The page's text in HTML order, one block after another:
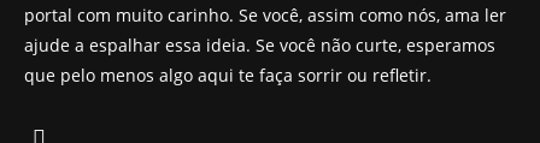
portal com muito carinho. Se você, assim como nós, ama ler
ajude a espalhar essa ideia. Se você não curte, esperamos
que pelo menos algo aqui te faça sorrir ou refletir.